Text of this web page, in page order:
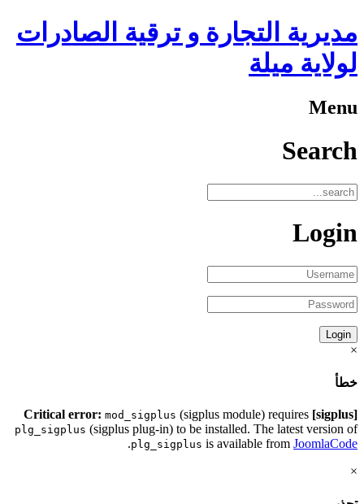
مديرية التجارة و ترقية الصادرات
لولاية ميلة
Menu
Search
Login
×
خطأ
[sigplus] Critical error:
mod_sigplus (sigplus module) requires
plg_sigplus (sigplus plug-in) to be installed. The latest version of
plg_sigplus is available from JoomlaCode
.
×